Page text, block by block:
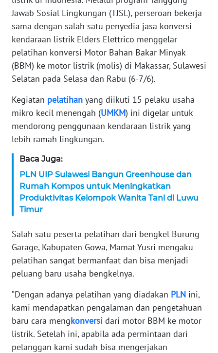
Jawab Sosial Lingkungan (TJSL), perseroan bekerja
sama dengan salah satu penyedia jasa konversi
kendaraan listrik Elders Elettrico menggelar
pelatihan konversi Motor Bahan Bakar Minyak
(BBM) ke motor listrik (molis) di Makassar, Sulawesi
Selatan pada Selasa dan Rabu (6-7/6).
Kegiatan pelatihan yang diikuti 15 pelaku usaha
mikro kecil menengah (UMKM) ini digelar untuk
mendorong penggunaan kendaraan listrik yang
lebih ramah lingkungan.
Baca Juga:
PLN UIP Sulawesi Bangun Greenhouse dan
Rumah Kompos untuk Meningkatkan
Produktivitas Kelompok Wanita Tani di Luwu
Timur
Salah satu peserta pelatihan dari bengkel Burung
Garage, Kabupaten Gowa, Mamat Yusri mengaku
pelatihan sangat bermanfaat dan bisa menjadi
peluang baru usaha bengkelnya.
“Dengan adanya pelatihan yang diadakan PLN ini,
kami mendapatkan pengalaman dan pengetahuan
baru cara mengkonversi dari motor BBM ke motor
listrik. Setelah ini, apabila ada permintaan dari
pelanggan kami sudah bisa mengerjakan
KARIR
DISCLAIMER
Wahana
News
WN
SUMUT
JAKARTA
WN
JABAR
BANTEN
WN
WN
KEPRI
WN
PAPUA